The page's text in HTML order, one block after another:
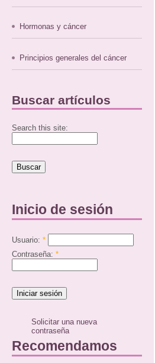
Hormonas y cáncer
Principios generales del cáncer
Buscar artículos
Search this site:
Inicio de sesión
Usuario: *
Contraseña: *
Solicitar una nueva
contraseña
Recomendamos